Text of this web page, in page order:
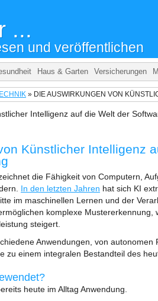
...
und veröffentlichen
Haus & Garten Versicherungen
» DIE AUSWIRKUNGEN VON
Künstlicher Intelligenz
die Fähigkeit von Computern,
In den letzten Jahren hat sich KI
im maschinellen Lernen und der
komplexe Mustererkennung,
steigert.
Anwendungen, von autonomen
zu einem integralen Bestandteil des
heute im Alltag Anwendung.